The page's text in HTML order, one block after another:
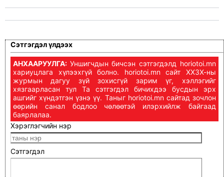
Сэтгэгдэл үлдээх
АНХААРУУЛГА: Уншигчдын бичсэн сэтгэгдэлд horiotoi.mn
хариуцлага хүлээхгүй болно. horiotoi.mn сайт ХХЗХ-ны
журмын дагуу зүй зохисгүй зарим үг, хэллэгийг
хязгаарласан тул Та сэтгэгдэл бичихдээ бусдын эрх
ашгийг хүндэтгэн үзнэ үү. Таныг horiotoi.mn сайтад зочлон
өөрийн санал бодлоо чөлөөтэй илэрхийлж байгаад
баярлалаа.
Хэрэглэгчийн нэр
Сэтгэгдэл